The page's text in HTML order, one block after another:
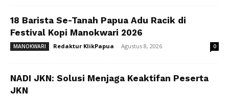
18 Barista Se-Tanah Papua Adu Racik di
Festival Kopi Manokwari 2026
MANOKWARI Redaktur KlikPapua - Agustus 8, 2026 0
NADI JKN: Solusi Menjaga Keaktifan Peserta
JKN